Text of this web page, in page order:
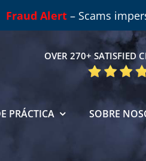
Fraud Alert – Scams
OVER 270+ SATISFIED
PRÁCTICA SOBRE